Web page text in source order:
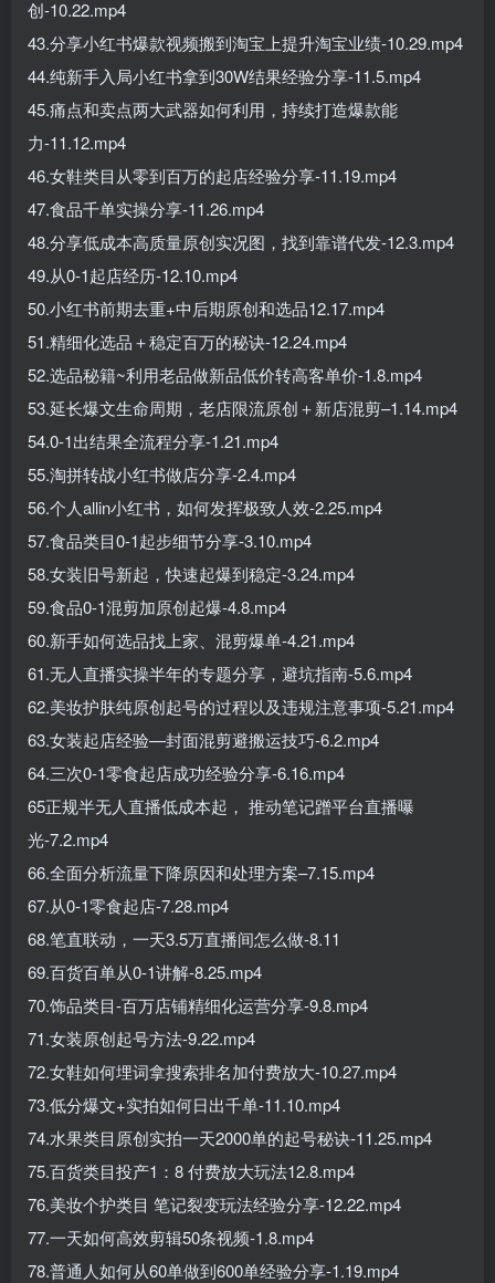
创-10.22.mp4
43.分享小红书爆款视频搬到淘宝上提升淘宝业绩-10.29.mp4
44.纯新手入局小红书拿到30W结果经验分享-11.5.mp4
45.痛点和卖点两大武器如何利用，持续打造爆款能
力-11.12.mp4
46.女鞋类目从零到百万的起店经验分享-11.19.mp4
47.食品千单实操分享-11.26.mp4
48.分享低成本高质量原创实况图，找到靠谱代发-12.3.mp4
49.从0-1起店经历-12.10.mp4
50.小红书前期去重+中后期原创和选品12.17.mp4
51.精细化选品＋稳定百万的秘诀-12.24.mp4
52.选品秘籍~利用老品做新品低价转高客单价-1.8.mp4
53.延长爆文生命周期，老店限流原创＋新店混剪–1.14.mp4
54.0-1出结果全流程分享-1.21.mp4
55.淘拼转战小红书做店分享-2.4.mp4
56.个人allin小红书，如何发挥极致人效-2.25.mp4
57.食品类目0-1起步细节分享-3.10.mp4
58.女装旧号新起，快速起爆到稳定-3.24.mp4
59.食品0-1混剪加原创起爆-4.8.mp4
60.新手如何选品找上家、混剪爆单-4.21.mp4
61.无人直播实操半年的专题分享，避坑指南-5.6.mp4
62.美妆护肤纯原创起号的过程以及违规注意事项-5.21.mp4
63.女装起店经验—封面混剪避搬运技巧-6.2.mp4
64.三次0-1零食起店成功经验分享-6.16.mp4
65正规半无人直播低成本起， 推动笔记蹭平台直播曝
光-7.2.mp4
66.全面分析流量下降原因和处理方案–7.15.mp4
67.从0-1零食起店-7.28.mp4
68.笔直联动，一天3.5万直播间怎么做-8.11
69.百货百单从0-1讲解-8.25.mp4
70.饰品类目-百万店铺精细化运营分享-9.8.mp4
71.女装原创起号方法-9.22.mp4
72.女鞋如何埋词拿搜索排名加付费放大-10.27.mp4
73.低分爆文+实拍如何日出千单-11.10.mp4
74.水果类目原创实拍一天2000单的起号秘诀-11.25.mp4
75.百货类目投产1：8 付费放大玩法12.8.mp4
76.美妆个护类目 笔记裂变玩法经验分享-12.22.mp4
77.一天如何高效剪辑50条视频-1.8.mp4
78.普通人如何从60单做到600单经验分享-1.19.mp4